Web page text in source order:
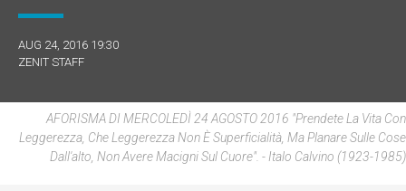
AUG 24, 2016 19:30
ZENIT STAFF
AFORISMA DI MERCOLEDÌ 24 AGOSTO 2016 "Prendete La Vita Con
Leggerezza, Che Leggerezza Non È Superficialità, Ma Planare Sulle Cose
Dall'alto, Non Avere Macigni Sul Cuore". - Italo Calvino (1923-1985)